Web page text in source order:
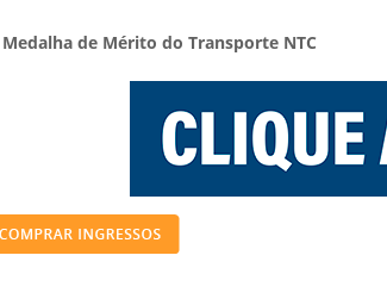
de Mérito do Transporte NTC